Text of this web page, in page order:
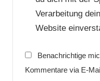
Verarbeitung
Website
Benachrichtige
Kommentare via E-